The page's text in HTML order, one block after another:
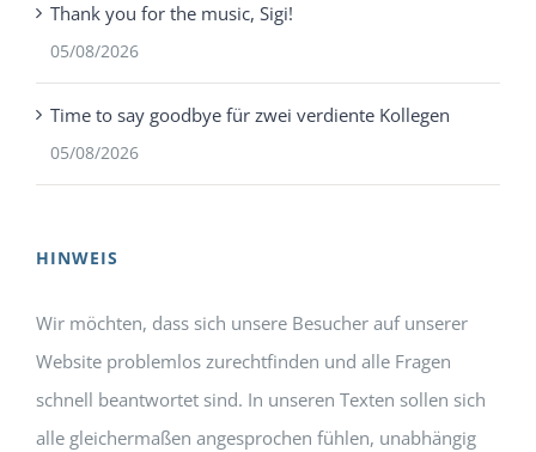
Thank you for the music, Sigi!
05/08/2026
Time to say goodbye für zwei verdiente Kollegen
05/08/2026
HINWEIS
Wir möchten, dass sich unsere Besucher auf unserer
Website problemlos zurechtfinden und alle Fragen
schnell beantwortet sind. In unseren Texten sollen sich
alle gleichermaßen angesprochen fühlen, unabhängig